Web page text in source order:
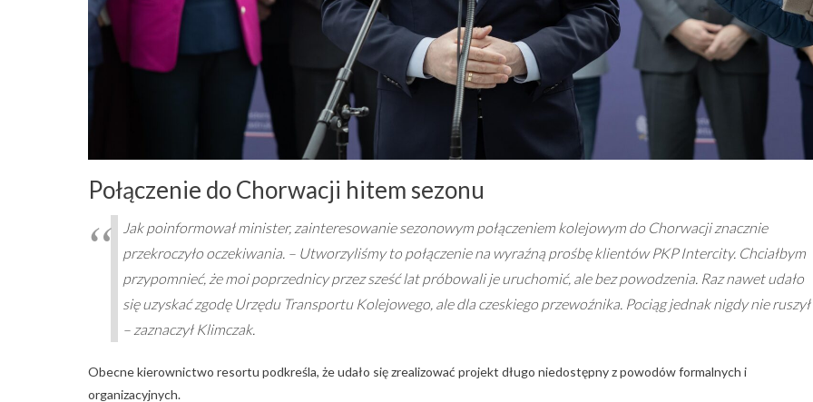
Połączenie do Chorwacji hitem sezonu
Jak poinformował minister, zainteresowanie sezonowym połączeniem kolejowym do Chorwacji znacznie
przekroczyło oczekiwania. – Utworzyliśmy to połączenie na wyraźną prośbę klientów PKP Intercity. Chciałbym
przypomnieć, że moi poprzednicy przez sześć lat próbowali je uruchomić, ale bez powodzenia. Raz nawet udało
się uzyskać zgodę Urzędu Transportu Kolejowego, ale dla czeskiego przewoźnika. Pociąg jednak nigdy nie ruszył
– zaznaczył Klimczak.
Obecne kierownictwo resortu podkreśla, że udało się zrealizować projekt długo niedostępny z powodów formalnych i
organizacyjnych.